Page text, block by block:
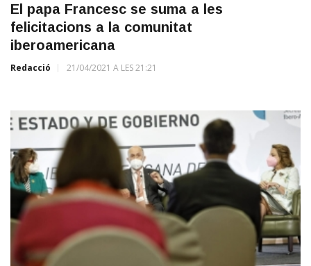
El papa Francesc se suma a les
felicitacions a la comunitat
iberoamericana
Redacció 21/04/2021 A LES 21:21